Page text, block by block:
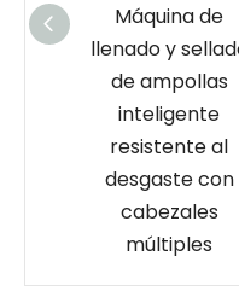
de
Máquina
y selladora
ampollas de
precisión de 1-
ml de cuatro
cabezales